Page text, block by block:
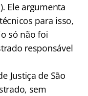
Ele argumenta
para isso,
só não foi
responsável
Justiça de São
sem